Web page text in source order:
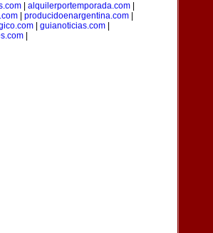
| alquilerportemporada.com|
| producidoenargentina.com|
guianoticias.com
|